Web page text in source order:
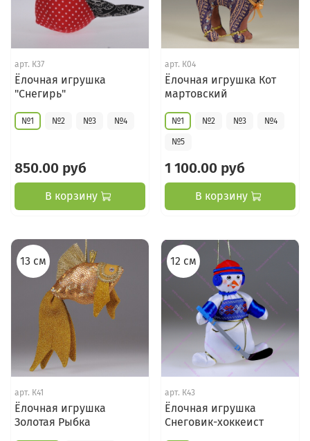
арт. К37
Ёлочная игрушка
"Снегирь"
№1 №2 №3 №4
850.00 руб
В корзину
арт. К04
Ёлочная игрушка Кот
мартовский
№1 №2 №3 №4
№5
1 100.00 руб
В корзину
13 см
арт. К41
Ёлочная игрушка
Золотая Рыбка
12 см
арт. К43
Ёлочная игрушка
Снеговик-хоккеист